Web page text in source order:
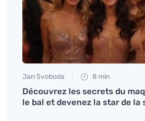
Jan Svoboda 8 min
Découvrez les secrets du
le bal et devenez la star de la